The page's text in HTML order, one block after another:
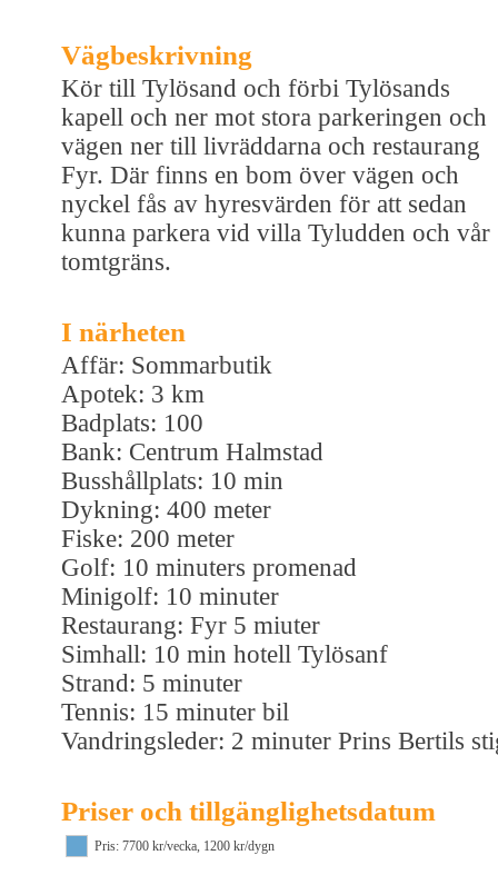
Vägbeskrivning
Kör till Tylösand och förbi Tylösands
kapell och ner mot stora parkeringen och
vägen ner till livräddarna och restaurang
Fyr. Där finns en bom över vägen och
nyckel fås av hyresvärden för att sedan
kunna parkera vid villa Tyludden och vår
tomtgräns.
I närheten
Affär: Sommarbutik
Apotek: 3 km
Badplats: 100
Bank: Centrum Halmstad
Busshållplats: 10 min
Dykning: 400 meter
Fiske: 200 meter
Golf: 10 minuters promenad
Minigolf: 10 minuter
Restaurang: Fyr 5 miuter
Simhall: 10 min hotell Tylösanf
Strand: 5 minuter
Tennis: 15 minuter bil
Vandringsleder: 2 minuter Prins Bertils
Priser och tillgänglighetsdatum
Pris: 7700 kr/vecka, 1200 kr/dygn